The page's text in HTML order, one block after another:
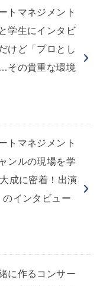
トマネジメント
学生にインタビ
けど「プロとし
その貴重な環境
トマネジメント
ンルの現場を学
成に密着！出演
のインタビュー
に作るコンサー